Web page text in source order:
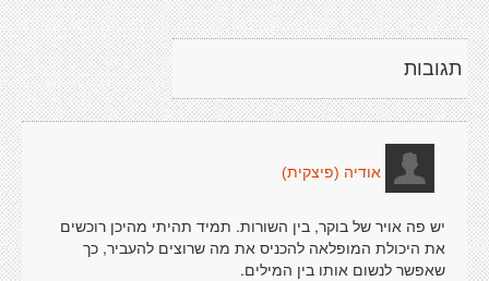
תגובות
אודיה (פיצקית)
יש פה אויר של בוקר, בין השורות. תמיד תהיתי מהיכן רוכשים
את היכולת המופלאה להכניס את מה שרוצים להעביר, כך
שאפשר לנשום אותו בין המילים.